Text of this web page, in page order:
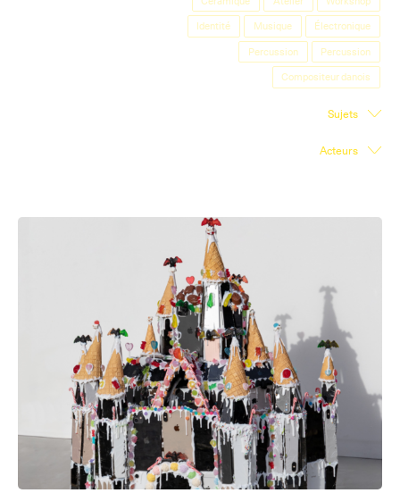
Salle d'expositionIdentité
Musique
Électronique
Percussion
Percussion
Compositeur danois
Sujets
Acteurs